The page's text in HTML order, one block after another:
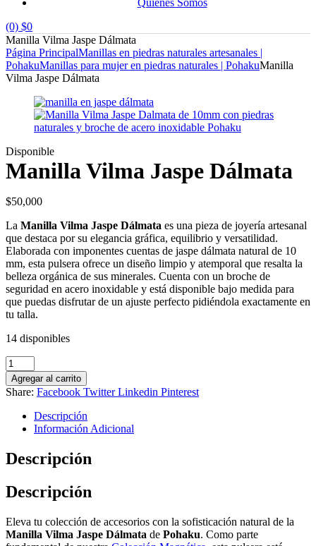
Quienes Somos
(0) $0
Manilla Vilma Jaspe Dálmata
Página PrincipalManillas en piedras naturales artesanales |
PohakuManillas para mujer en piedras naturales | PohakuManilla
Vilma Jaspe Dálmata
Disponible
Manilla Vilma Jaspe Dálmata
$50,000
La Manilla Vilma Jaspe Dálmata es una pieza de joyería artesanal
que destaca por su elegancia gráfica, equilibrio y versatilidad.
Elaborada con imponentes cuentas de jaspe dálmata natural de 10
mm, esta pulsera ofrece un diseño limpio y atemporal que resalta la
belleza orgánica de sus minerales. Cuenta con un broche de
seguridad en acero inoxidable y está disponible bajo medida para
que puedas disfrutar de un ajuste perfecto pidiéndola exactamente en
tu talla.
14 disponibles
Manilla
Vilma
Jaspe
Dálmata
cantidad
Agregar al carrito
Share: Facebook Twitter Linkedin Pinterest
Descripción
Información Adicional
Descripción
Descripción
Eleva tu colección de accesorios con la sofisticación natural de la
Manilla Vilma Jaspe Dálmata de Pohaku. Como parte